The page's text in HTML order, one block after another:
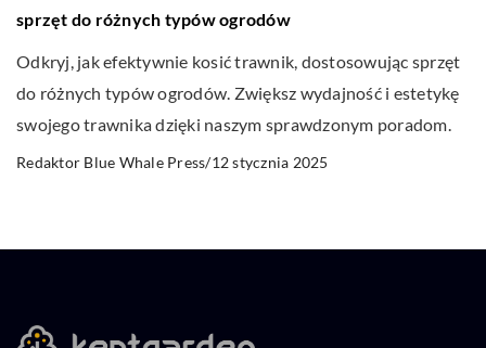
sprzęt do różnych typów ogrodów
Odkryj, jak efektywnie kosić trawnik, dostosowując sprzęt
do różnych typów ogrodów. Zwiększ wydajność i estetykę
swojego trawnika dzięki naszym sprawdzonym poradom.
Redaktor Blue Whale Press/12 stycznia 2025